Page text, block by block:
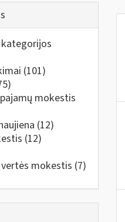
(101)
mokestis
(12)
(12)
mokestis (7)